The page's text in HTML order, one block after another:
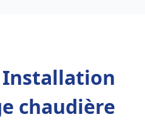
Installation
chaudière